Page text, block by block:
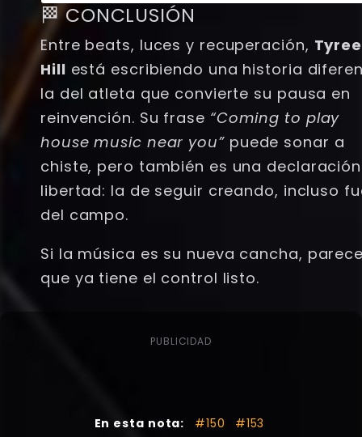
🏁 CONCLUSIÓN
Entre beats, luces y recuperación,
Hill está escribiendo una historia
la del atleta que convierte su pausa en
reinvención. Su frase “Coming to play
house music near you”puede sonar a
chiste, pero también es una
libertad: la de seguir creando, incluso
del campo.
Si la música es su nueva cancha,
que ya tiene el control listo.
PUBLICIDAD
En esta nota: #150 #153